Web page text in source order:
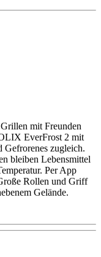
mit Freunden
EverFrost 2 mit
Gefrorenes zugleich.
bleiben Lebensmittel
Per App
Rollen und Griff
Gelände.